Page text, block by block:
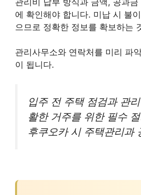
에 확인해야 합니다. 미납 시 불
으므로 정확한 정보를 확보하는
관리사무소와 연락처를 미리 파
이 됩니다.
입주 전 주택 점검과 관
활한 거주를 위한 필수
후쿠오카 시 주택관리과